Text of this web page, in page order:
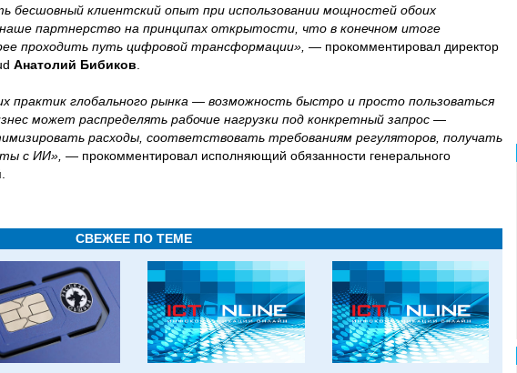
бесшовный клиентский опыт при использовании мощностей обоих
партнерство на принципах открытости, что в конечном итоге
проходить путь цифровой трансформации», — прокомментировал директор
Анатолий Бибиков
практик глобального рынка — возможность быстро и просто пользоваться
может распределять рабочие нагрузки под конкретный запрос —
расходы, соответствовать требованиям регуляторов, получать
с ИИ», — прокомментировал исполняющий обязанности генерального
СВЕЖЕЕ ПО ТЕМЕ